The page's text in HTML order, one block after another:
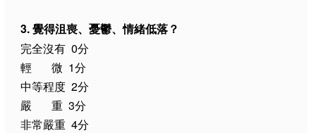
3. 覺得沮喪、憂鬱、情緒低落？
完全沒有 0分
輕 微 1分
中等程度 2分
嚴 重 3分
非常嚴重 4分